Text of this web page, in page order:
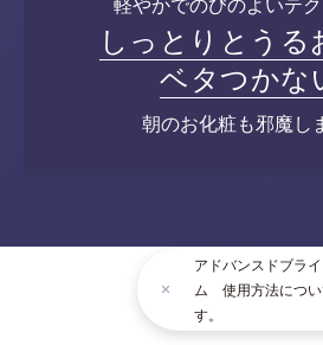
しっとりとうる
ベタつかな
朝のお化粧も邪魔し
アドバンスドブラ
ム 使用方法につい
す。